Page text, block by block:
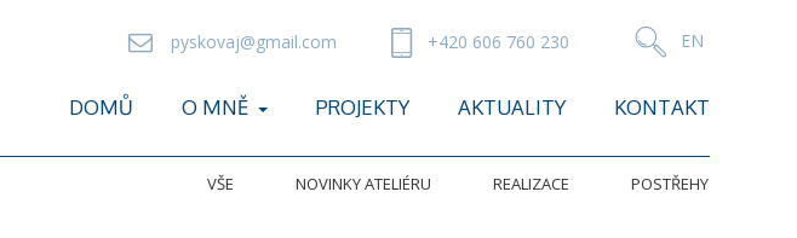
pyskovaj@gmail.com +420 606 760 230
DOMŮ O MNĚ PROJEKTY AKTUALITY KONTAKT
VŠE NOVINKY ATELIÉRU REALIZACE POSTŘEHY